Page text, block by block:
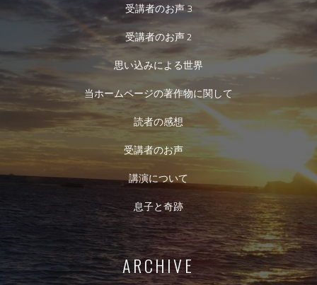
受講者のお声 3
受講者のお声 2
思い込みによる世界
当ホームページの著作物に関して
読者の感想
受講者のお声
講演について
息子と奇跡
ARCHIVE